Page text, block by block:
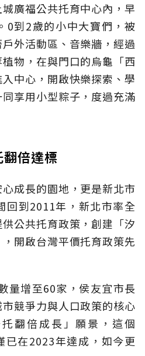
廣福公共托育中心內，早
0到2歲的小中大寶們，被
外活動區、音樂牆，經過
物，在與門口的烏龜「西
中心，開啟快樂探索、學
享用小型粽子，度過充滿
倍達標
成長的園地，更是新北市
回到2011年，新北市率全
公共托育政策，創建「汐
開啟台灣平價托育政策先
量增至60家，侯友宜市長
競爭力與人口政策的核心
翻倍成長」願景，這個
已在2023年達成，如今更